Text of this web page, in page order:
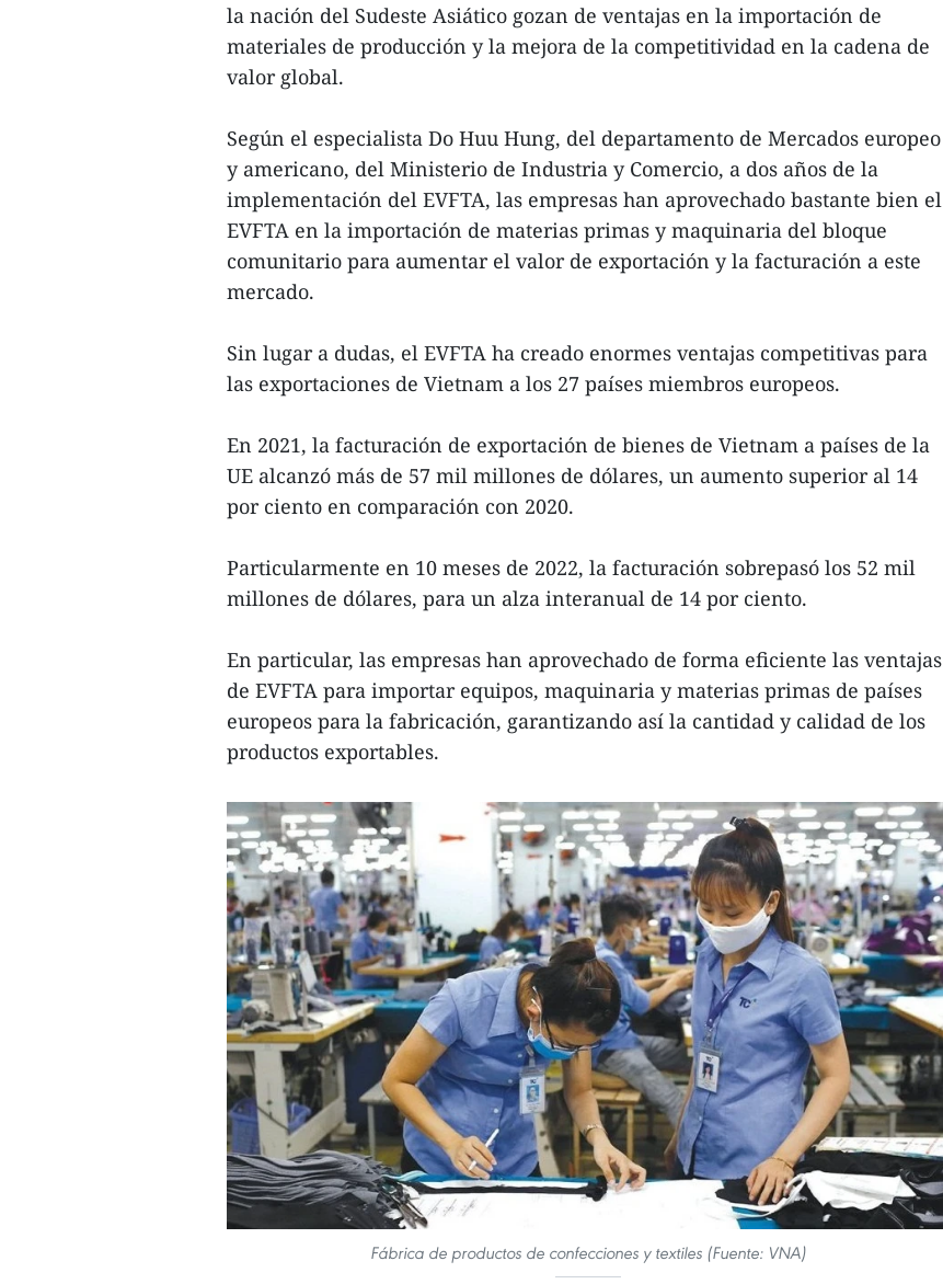
la nación del Sudeste Asiático gozan de ventajas en la importación de
materiales de producción y la mejora de la competitividad en la cadena de
valor global.
Según el especialista Do Huu Hung, del departamento de Mercados europeo
y americano, del Ministerio de Industria y Comercio, a dos años de la
implementación del EVFTA, las empresas han aprovechado bastante bien el
EVFTA en la importación de materias primas y maquinaria del bloque
comunitario para aumentar el valor de exportación y la facturación a este
mercado.
Sin lugar a dudas, el EVFTA ha creado enormes ventajas competitivas para
las exportaciones de Vietnam a los 27 países miembros europeos.
En 2021, la facturación de exportación de bienes de Vietnam a países de la
UE alcanzó más de 57 mil millones de dólares, un aumento superior al 14
por ciento en comparación con 2020.
Particularmente en 10 meses de 2022, la facturación sobrepasó los 52 mil
millones de dólares, para un alza interanual de 14 por ciento.
En particular, las empresas han aprovechado de forma eficiente las ventajas
de EVFTA para importar equipos, maquinaria y materias primas de países
europeos para la fabricación, garantizando así la cantidad y calidad de los
productos exportables.
Fábrica de productos de confecciones y textiles (Fuente: VNA)